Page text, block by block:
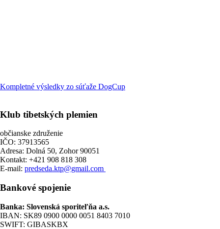
Kompletné výsledky zo súťaže DogCup
Klub tibetských plemien
občianske združenie
IČO: 37913565
Adresa: Dolná 50, Zohor 90051
Kontakt: +421 908 818 308
E-mail: predseda.ktp@gmail.com
Bankové spojenie
Banka: Slovenská sporiteľňa a.s.
IBAN: SK89 0900 0000 0051 8403 7010
SWIFT: GIBASKBX